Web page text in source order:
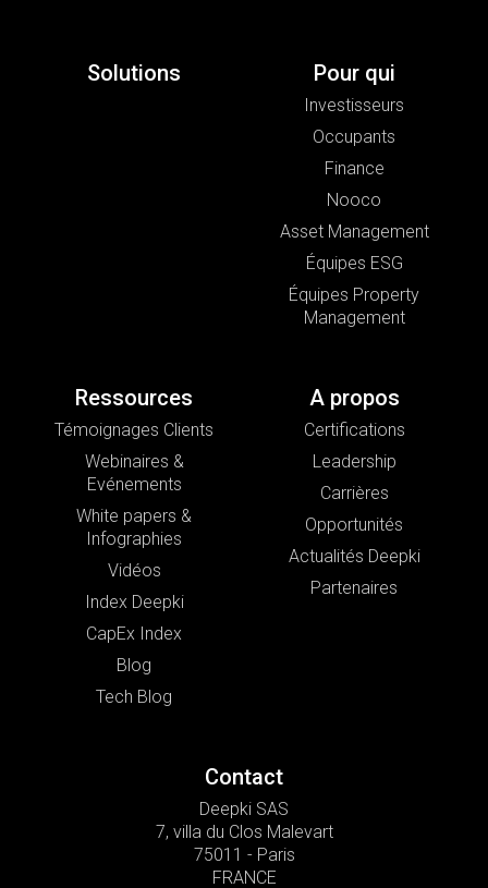
Solutions Pour qui
Investisseurs
Occupants
Finance
Nooco
Asset Management
Équipes ESG
Équipes Property
Management
Ressources
Témoignages Clients
Webinaires &
Evénements
White papers &
Infographies
Vidéos
Index Deepki
CapEx Index
Blog
Tech Blog
A propos
Certifications
Leadership
Carrières
Opportunités
Actualités Deepki
Partenaires
Contact
Deepki SAS
7, villa du Clos Malevart
75011 - Paris
FRANCE